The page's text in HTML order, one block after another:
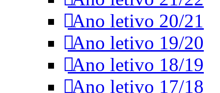
Ano letivo 20/21
Ano letivo 19/20
Ano letivo 18/19
Ano letivo 17/18